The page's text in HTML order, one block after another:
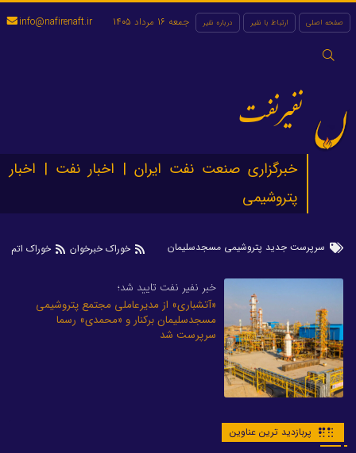
صفحه اصلی ارتباط با نفیر درباره نفیر
جستجو
جمعه 16 مرداد 1405 info@nafirenaft.ir
نفیرنفت
خبرگزاری صنعت نفت ایران | اخبار نفت | اخبار
پتروشیمی
سرپرست جدید پتروشیمی مسجدسلیمان خوراک خبرخوان خوراک اتم
خبر نفیر نفت تایید شد؛
«آتشباری» از مدیرعاملی مجتمع پتروشیمی
مسجدسلیمان برکنار و «محمدی» رسما
سرپرست شد
پربازدید ترین عناوین